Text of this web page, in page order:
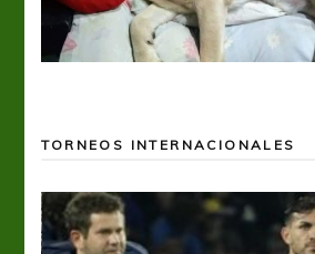
TORNEOS INTERNACIONALES